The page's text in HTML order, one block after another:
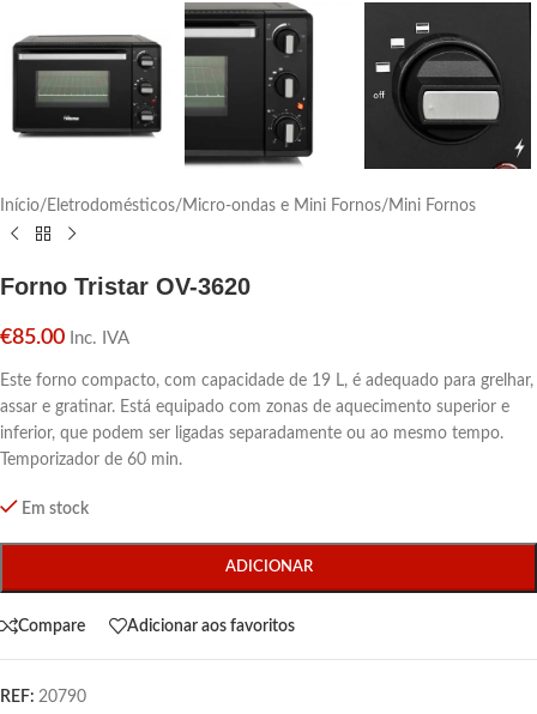
Início/ Eletrodomésticos/ Micro-ondas e Mini Fornos/ Mini Fornos
Forno Tristar OV-3620
€85.00 Inc. IVA
Este forno compacto, com capacidade de 19 L, é adequado para grelhar,
assar e gratinar. Está equipado com zonas de aquecimento superior e
inferior, que podem ser ligadas separadamente ou ao mesmo tempo.
Temporizador de 60 min.
Em stock
ADICIONAR
Compare Adicionar aos favoritos
REF: 20790